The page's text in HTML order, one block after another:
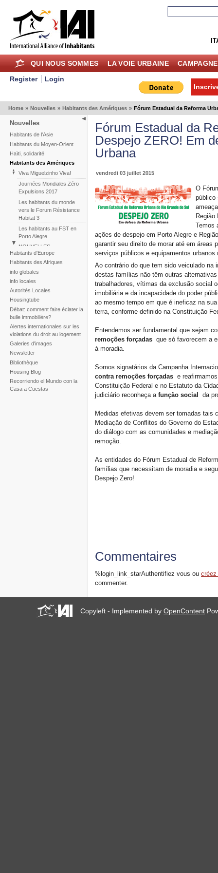
QUI NOUS SOMMES LA VOIE URBAINE
Register
Login
Home » Nouvelles » Habitants des Amériques » Fórum Estadual da Reforma
Nouvelles
Habitants de l'Asie
Habitants du Moyen-Orient
Haïti, solidarité
Habitants des Amériques
Viva Miguelzinho Viva!
Journées Mondiales Zéro
Expulsions 2017
Les habitants du monde
vers le Forum Résistance
Habitat 3
Les habitants au FST en
Porto Alegre
NOUVELLES
Perú: Marche des Colonies
Huascar
Reportaje fotogràfico sobre
la tragedia de la tormenta
Noel
Habitants d'Europe
Habitants des Afriques
info globales
info locales
Autorités Locales
Housingtube
Débat: comment faire éclater la
bulle immobilière?
Alertes internationales sur les
violations du droit au logement
Galeries d'images
Newsletter
Bibliothèque
Housing Blog
Recorriendo el Mundo con la
Casa a Cuestas
Fórum Estadual da
Despejo ZERO! Em
Urbana
vendredi 03 juillet 2015
O
público
Região
Temos
ações de despejo em Porto Alegre e
garantir seu direito de morar até em áreas
serviços públicos e equipamentos urbanos
Ao contrário do que tem sido veiculado na
destas famílias não têm outras
trabalhadores, vítimas da exclusão social
imobiliária e da incapacidade do poder
ao mesmo tempo em que é ineficaz na
terra, conforme definido na Constituição
Entendemos ser fundamental que sejam
remoções forçadas que só favorecem a
à moradia.
Somos signatários da Campanha
contra remoções forçadas e
Constituição Federal e no Estatuto da
judiciário reconheça afunção social da
Medidas efetivas devem ser tomadas tais
Mediação de Conflitos do Governo do
do diálogo com as comunidades e
remoção.
As entidades do Fórum Estadual de
famílias que necessitam de moradia e
Despejo Zero!
Commentaires
%login_link_starAuthentifiez vous oucréez
commenter.
Copyleft - Implemented byOpenContent